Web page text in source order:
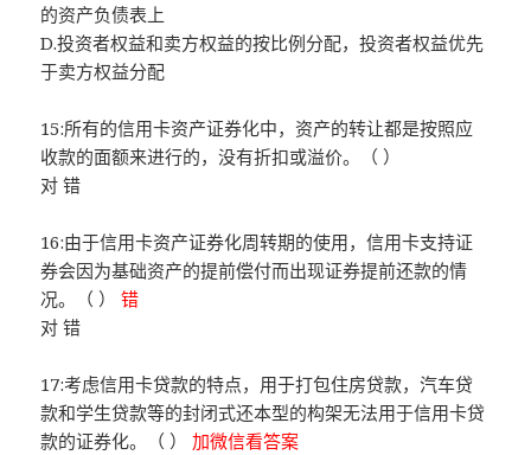
的资产负债表上
D.投资者权益和卖方权益的按比例分配，投资者权益优先
于卖方权益分配
15:所有的信用卡资产证券化中，资产的转让都是按照应
收款的面额来进行的，没有折扣或溢价。（ ）
对 错
16:由于信用卡资产证券化周转期的使用，信用卡支持证
券会因为基础资产的提前偿付而出现证券提前还款的情
况。（ ）错
对 错
17:考虑信用卡贷款的特点，用于打包住房贷款，汽车贷
款和学生贷款等的封闭式还本型的构架无法用于信用卡贷
款的证券化。（ ）加微信看答案